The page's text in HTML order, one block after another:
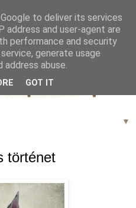
▼
történet
to deliver its services
address and user-agent are
performance and security
generate usage
abuse.
GOT IT